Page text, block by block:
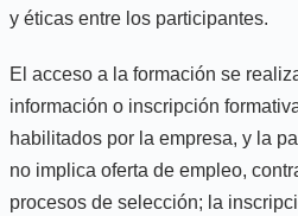
y éticas entre los participantes.
El acceso a la formación se
información o inscripción
habilitados por la empresa, y la
no implica oferta de empleo,
procesos de selección; la